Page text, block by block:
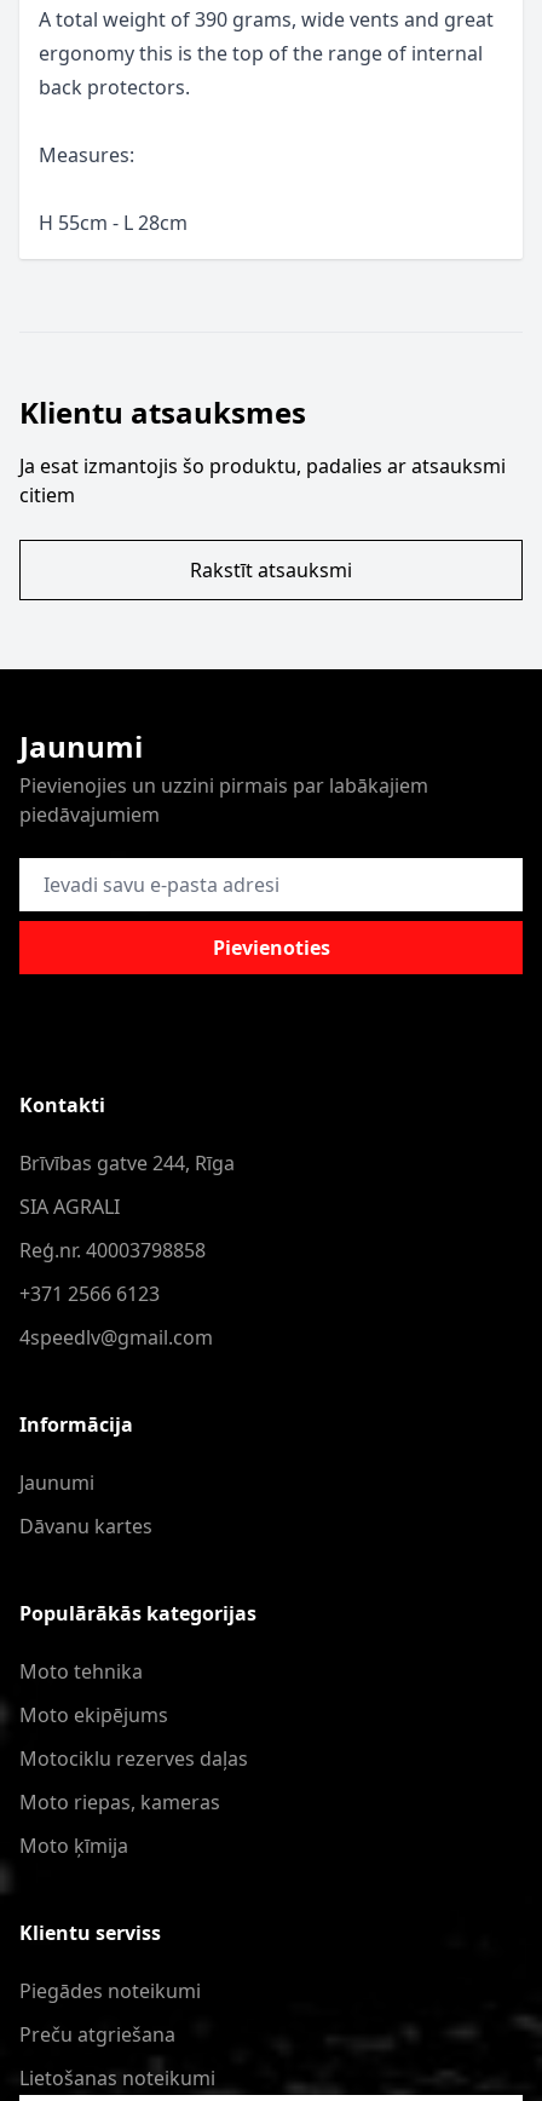
A total weight of 390 grams, wide vents and great
ergonomy this is the top of the range of internal
back protectors.
Measures:
H 55cm - L 28cm
Klientu atsauksmes
Ja esat izmantojis šo produktu, padalies ar atsauksmi
citiem
Rakstīt atsauksmi
Jaunumi
Pievienojies un uzzini pirmais par labākajiem
piedāvajumiem
E-pasta adrese
Pievienoties
Kontakti
Brīvības gatve 244, Rīga
SIA AGRALI
Reģ.nr. 40003798858
+371 2566 6123
4speedlv@gmail.com
Informācija
Jaunumi
Dāvanu kartes
Populārākās kategorijas
Moto tehnika
Moto ekipējums
Motociklu rezerves daļas
Moto riepas, kameras
Moto ķīmija
Klientu serviss
Piegādes noteikumi
Preču atgriešana
Lietošanas noteikumi